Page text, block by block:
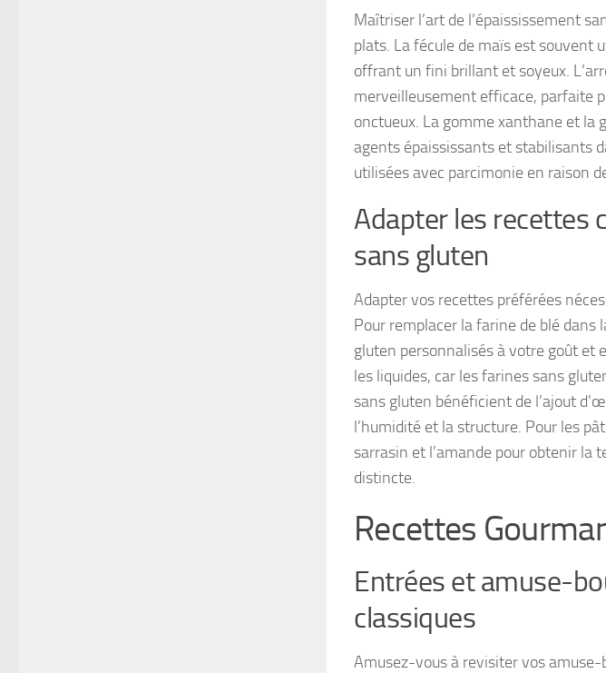
Maîtriser l’art de l’épaississement
plats. La fécule de maïs est souvent
offrant un fini brillant et soyeux.
merveilleusement efficace, parfaite
onctueux. La gomme xanthane et la
agents épaississants et stabilisants
utilisées avec parcimonie en raison
Adapter les recettes
sans gluten
Adapter vos recettes préférées
Pour remplacer la farine de blé dans
gluten personnalisés à votre goût et
les liquides, car les farines sans
sans gluten bénéficient de l’ajout
l’humidité et la structure. Pour les
sarrasin et l’amande pour obtenir la
distincte.
Recettes
Entrées et amuse-
classiques
Amusez-vous à revisiter vos